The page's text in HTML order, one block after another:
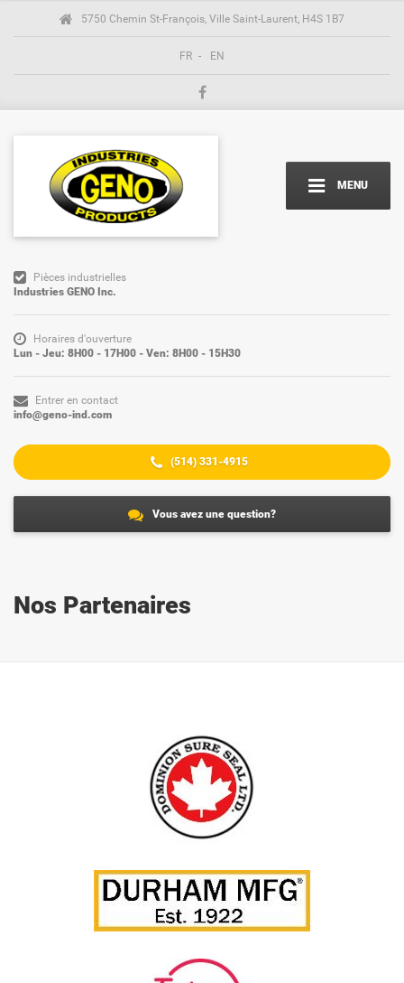
5750 Chemin St-François, Ville Saint-Laurent, H4S 1B7
FR - EN
MENU
Vous avez une question?
Pièces industrielles
Industries GENO Inc.
Horaires d'ouverture
Lun - Jeu: 8H00 - 17H00 - Ven: 8H00 - 15H30
Entrer en contact
info@geno-ind.com
(514) 331-4915
Nos Partenaires